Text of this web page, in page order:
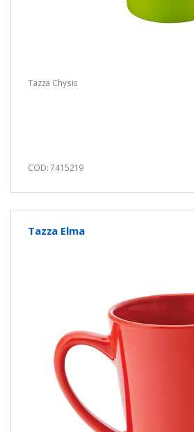
Tazza Chysis
COD: 7415219
Tazza Elma